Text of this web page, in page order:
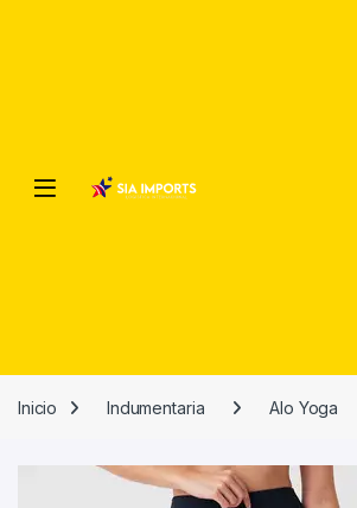
Open
Inicio Indumentaria Alo Yoga